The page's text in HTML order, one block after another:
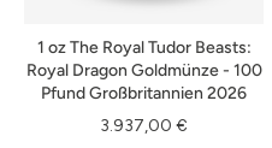
1 oz The Royal Tudor Beasts:
Royal Dragon Goldmünze - 100
Pfund Großbritannien 2026
3.937,00 €